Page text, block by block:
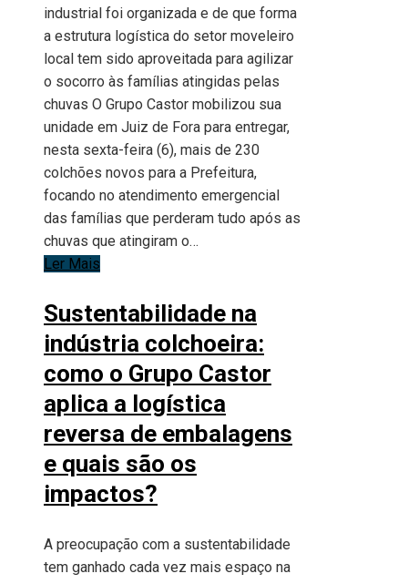
industrial foi organizada e de que forma
a estrutura logística do setor moveleiro
local tem sido aproveitada para agilizar
o socorro às famílias atingidas pelas
chuvas O Grupo Castor mobilizou sua
unidade em Juiz de Fora para entregar,
nesta sexta-feira (6), mais de 230
colchões novos para a Prefeitura,
focando no atendimento emergencial
das famílias que perderam tudo após as
chuvas que atingiram o…
Ler Mais
Sustentabilidade na
indústria colchoeira:
como o Grupo Castor
aplica a logística
reversa de embalagens
e quais são os
impactos?
A preocupação com a sustentabilidade
tem ganhado cada vez mais espaço na